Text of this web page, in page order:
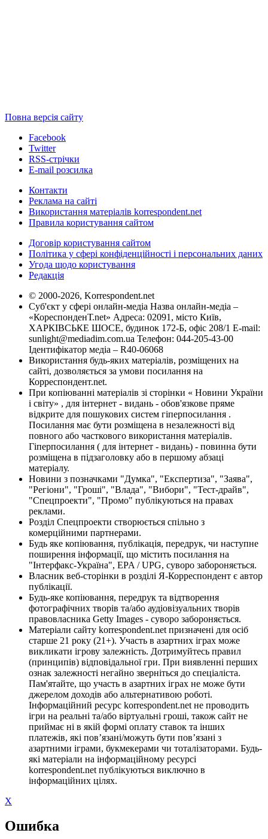
Повна версія сайту
Facebook
Twitter
RSS-стрічки
E-mail розсилка
Контакти
Реклама на сайті
Використання матеріалів korrespondent.net
Правила користування сайтом
Договір користування сайтом
Політика у сфері конфіденційності і персональних даних
Угода щодо користування
Редакція
© 2000-2026, Korrespondent.net
Суб'єкт у сфері онлайн-медіа Назва онлайн-медіа –
«КореспонденТ.net» Адреса: 02091, місто Київ,
ХАРКІВСЬКЕ ШОСЕ, будинок 172-Б, офіс 208/1 E-mail:
sunlight@mediadim.com.ua Телефон: 044-205-43-00
Ідентифікатор медіа – R40-06068
Використання будь-яких матеріалів, розміщених на
сайті, дозволяється за умови посилання на
Корреспондент.net.
При копіюванні матеріалів зі сторінки « Новини України
і світу» , для інтернет - видань - обов'язкове пряме
відкрите для пошукових систем гіперпосилання .
Посилання має бути розміщена в незалежності від
повного або часткового використання матеріалів.
Гіперпосилання ( для інтернет - видань) - повинна бути
розміщена в підзаголовку або в першому абзаці
матеріалу.
Новини з позначками "Думка", "Експертиза", "Заява",
"Регіони", "Гроші", "Влада", "Вибори", "Тест-драйв",
"Спецпроекти", "Промо" публікуються на правах
реклами.
Розділ Спецпроекти створюється спільно з
комерційними партнерами.
Будь яке копіювання, публікація, передрук, чи наступне
поширення інформації, що містить посилання на
"Інтерфакс-Україна", EPA / UPG, суворо забороняється.
Власник веб-сторінки в розділі Я-Корреспондент є автор
публікації.
Будь-яке копіювання, передрук та відтворення
фотографічних творів та/або аудіовізуальних творів
правовласника Getty Images - суворо забороняється.
Матеріали сайту korrespondent.net призначені для осіб
старше 21 року (21+). Участь в азартних іграх може
викликати ігрову залежність. Дотримуйтесь правил
(принципів) відповідальної гри. При виявленні перших
ознак залежності негайно зверніться до спеціаліста.
Пам'ятайте, що участь в азартних іграх не може бути
джерелом доходів або альтернативою роботі.
Інформаційний ресурс korrespondent.net не проводить
ігри на реальні та/або віртуальні гроші, також сайт не
приймає ні в якій формі оплату ставок та інших
платежів, які пов’язані/можуть бути пов’язані з
азартними іграми, букмекерами чи тоталізаторами. Будь-
які матеріали на інформаційному ресурсі
korrespondent.net публікуються виключно в
інформаційних цілях.
X
Ошибка